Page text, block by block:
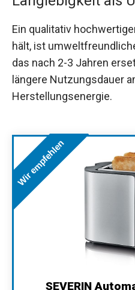
Ein qualitativ
hält, ist
das nach 2-3 Jahren
längere Nutzungsdauer
Herstellungsenergie.
Wir empfehlen
SEVERIN